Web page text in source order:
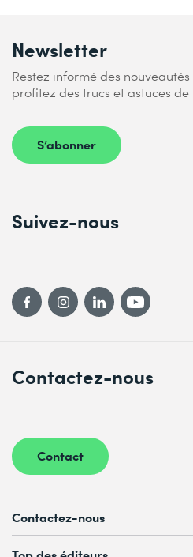
Newsletter
Restez informé des
profitez des trucs et astuces de
S’abonner
Contactez-nous
Contact
Suivez-nous
Contactez-nous
Conseil personnalisé au